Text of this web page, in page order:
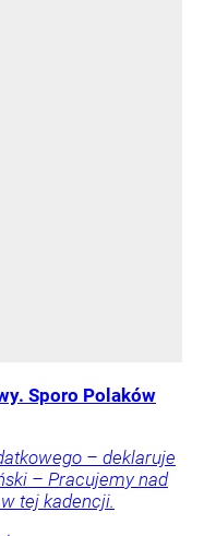
Sporo Polaków
– deklaruje
– Pracujemy nad
tej kadencji.